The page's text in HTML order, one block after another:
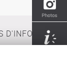
D'INFO